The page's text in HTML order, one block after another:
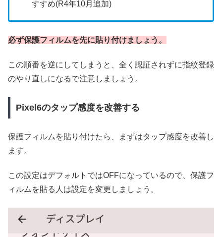
すすめ(R4年10月追加)
必ず保護フィルムを先に貼り付けましょう。
この順番を逆にしてしまうと、全く認証されずに指紋登録
のやり直しになるで注意しましょう。
Pixel6のタップ感度を改善する
保護フィルムを貼り付けたら、まずはタップ感度を改善し
ます。
この設定はデフォルトではOFFになっているので、保護フ
ィルムを貼る人は設定を変更しましょう。